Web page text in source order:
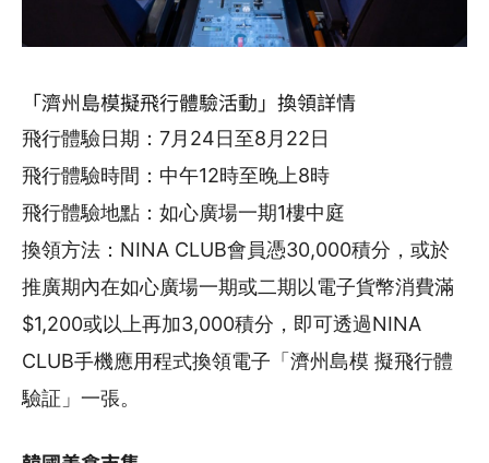
「濟州島模擬飛行體驗活動」換領詳情
飛行體驗日期：7月24日至8月22日
飛行體驗時間： 中午12時至晚上8時
飛行體驗地點：如心廣場一期1樓中庭
換領方法：NINA CLUB會員憑30,000積分，或於
推廣期內在如心廣場一期或二期以電子貨幣消費滿
$1,200或以上再加3,000積分，即可透過NINA
CLUB手機應用程式換領電子「濟州島模 擬飛行體
驗証」一張。